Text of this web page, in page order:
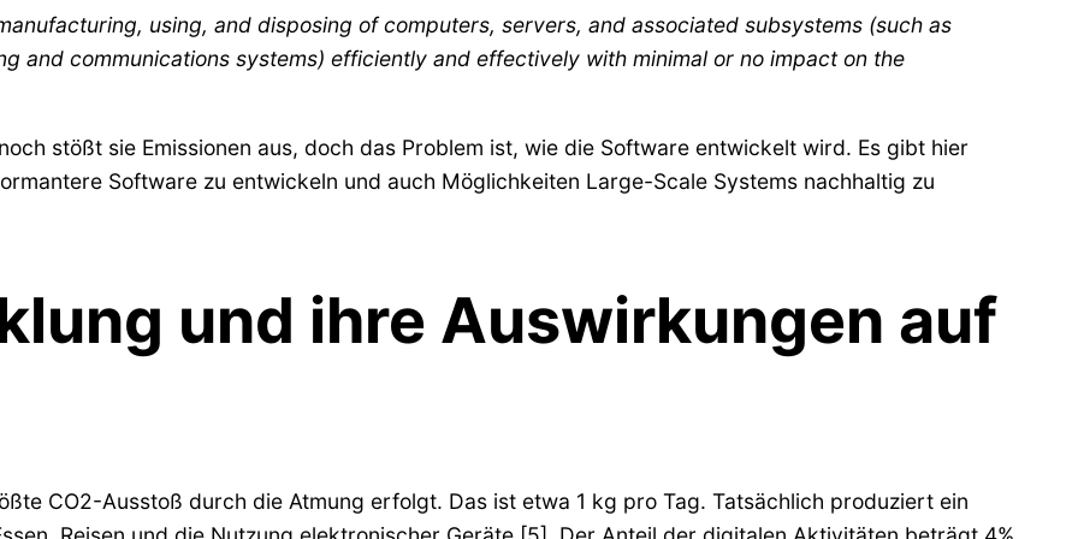
using, and disposing of computers, servers, and associated subsystems (such as
and communications systems) efficiently and effectively with minimal or no impact on the
stößt sie Emissionen aus, doch das Problem ist, wie die Software entwickelt wird. Es gibt hier
Software zu entwickeln und auch Möglichkeiten Large-Scale Systems nachhaltig zu
und ihre Auswirkungen auf
CO2-Ausstoß durch die Atmung erfolgt. Das ist etwa 1 kg pro Tag. Tatsächlich produziert ein